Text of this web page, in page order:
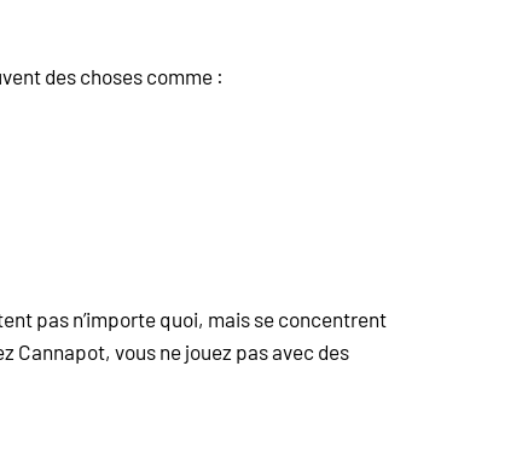
des choses comme :
pas n’importe quoi, mais se concentrent
Cannapot, vous ne jouez pas avec des